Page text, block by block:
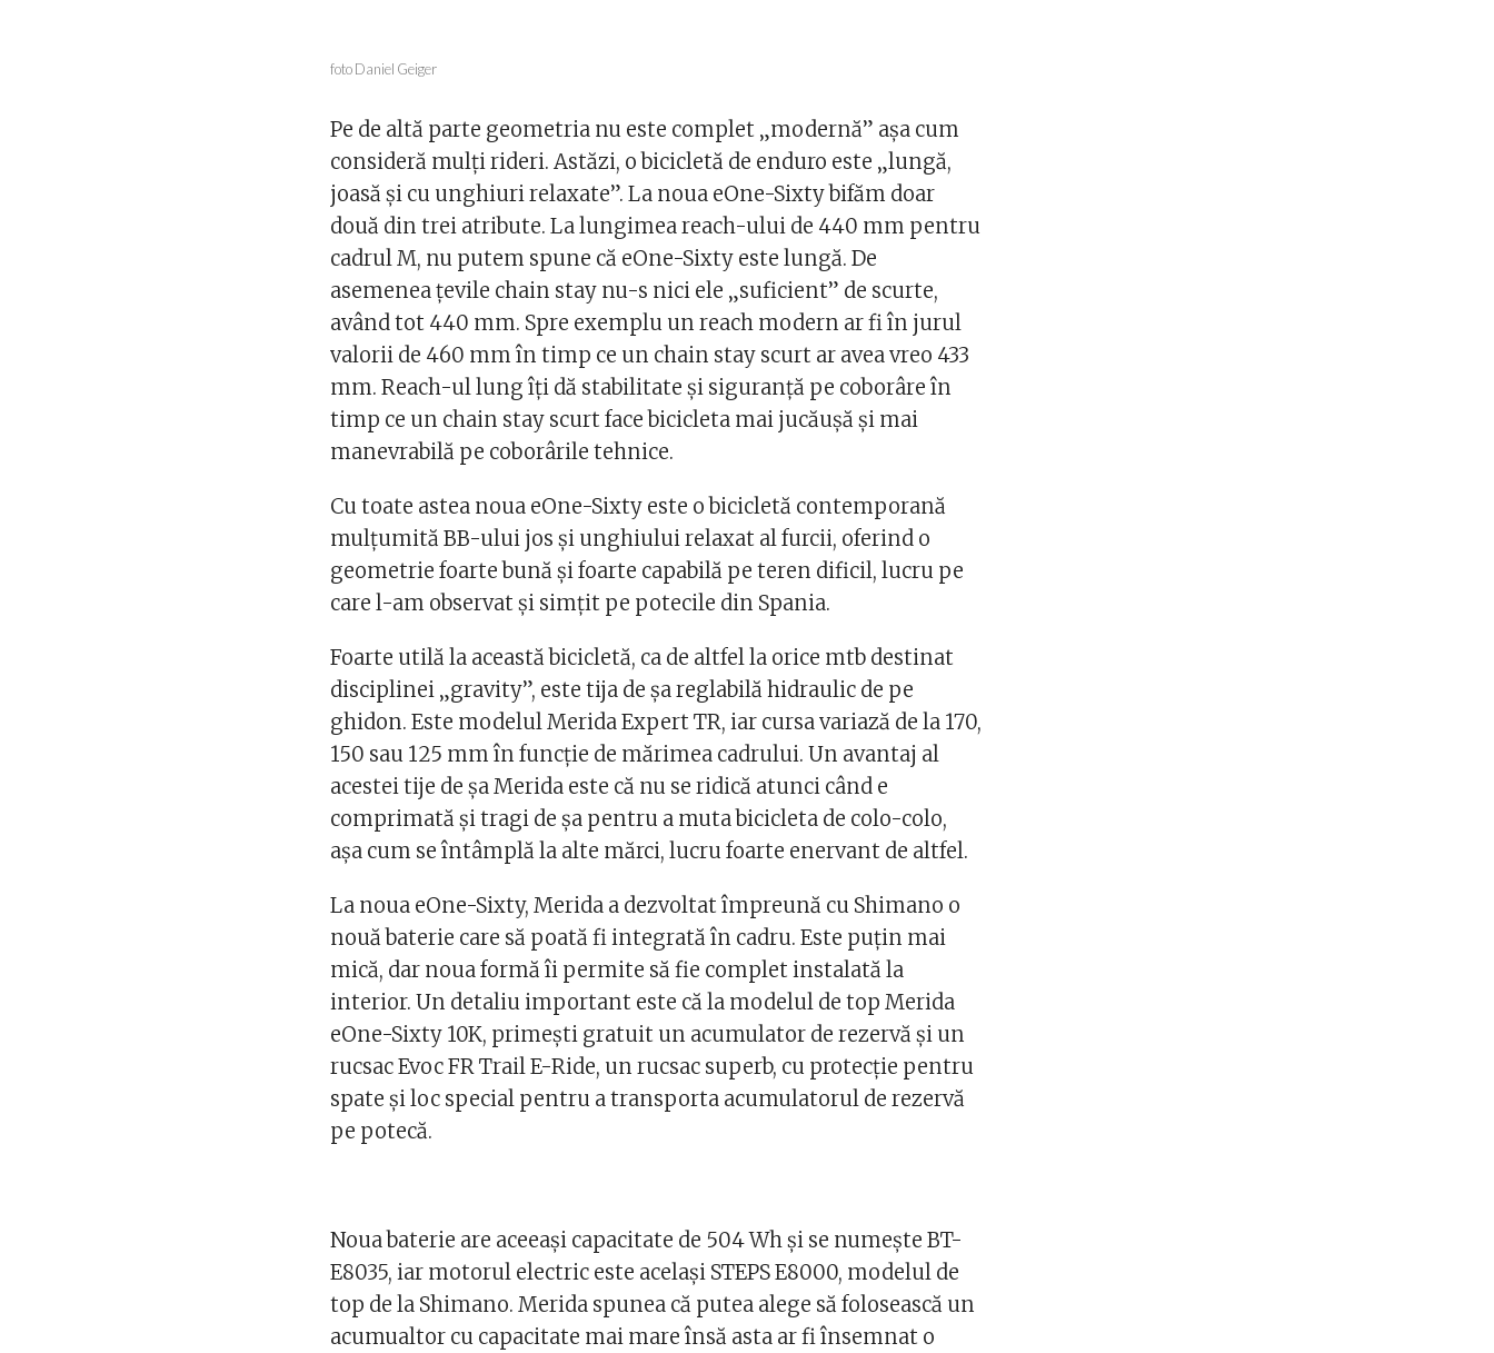
foto Daniel Geiger
Pe de altă parte geometria nu este complet „modernă” aşa cum
consideră mulţi rideri. Astăzi, o bicicletă de enduro este „lungă,
joasă şi cu unghiuri relaxate”. La noua eOne-Sixty bifăm doar
două din trei atribute. La lungimea reach-ului de 440 mm pentru
cadrul M, nu putem spune că eOne-Sixty este lungă. De
asemenea ţevile chain stay nu-s nici ele „suficient” de scurte,
având tot 440 mm. Spre exemplu un reach modern ar fi în jurul
valorii de 460 mm în timp ce un chain stay scurt ar avea vreo 433
mm. Reach-ul lung îţi dă stabilitate şi siguranţă pe coborâre în
timp ce un chain stay scurt face bicicleta mai jucăuşă şi mai
manevrabilă pe coborârile tehnice.
Cu toate astea noua eOne-Sixty este o bicicletă contemporană
mulţumită BB-ului jos şi unghiului relaxat al furcii, oferind o
geometrie foarte bună şi foarte capabilă pe teren dificil, lucru pe
care l-am observat şi simţit pe potecile din Spania.
Foarte utilă la această bicicletă, ca de altfel la orice mtb destinat
disciplinei „gravity”, este tija de şa reglabilă hidraulic de pe
ghidon. Este modelul Merida Expert TR, iar cursa variază de la 170,
150 sau 125 mm în funcţie de mărimea cadrului. Un avantaj al
acestei tije de şa Merida este că nu se ridică atunci când e
comprimată şi tragi de şa pentru a muta bicicleta de colo-colo,
aşa cum se întâmplă la alte mărci, lucru foarte enervant de altfel.
La noua eOne-Sixty, Merida a dezvoltat împreună cu Shimano o
nouă baterie care să poată fi integrată în cadru. Este puţin mai
mică, dar noua formă îi permite să fie complet instalată la
interior. Un detaliu important este că la modelul de top Merida
eOne-Sixty 10K, primeşti gratuit un acumulator de rezervă şi un
rucsac Evoc FR Trail E-Ride, un rucsac superb, cu protecţie pentru
spate şi loc special pentru a transporta acumulatorul de rezervă
pe potecă.
Noua baterie are aceeaşi capacitate de 504 Wh şi se numeşte BT-
E8035, iar motorul electric este acelaşi STEPS E8000, modelul de
top de la Shimano. Merida spunea că putea alege să folosească un
acumualtor cu capacitate mai mare însă asta ar fi însemnat o